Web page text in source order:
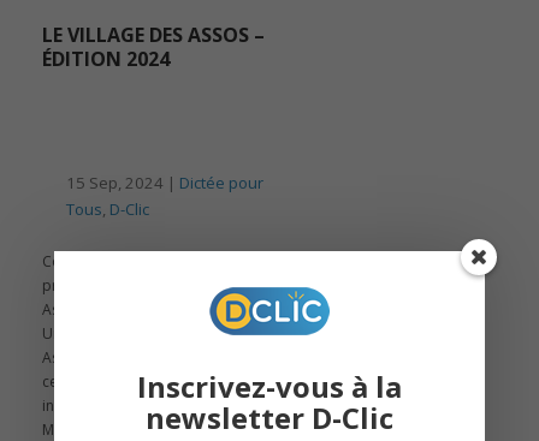
LE VILLAGE DES ASSOS –
ÉDITION 2024
15 Sep, 2024 | Dictée pour
Tous, D-Clic
Comme chaque année, D-Clic était
présente à la traditionnelle Rentrée des
Assos au Parc de la Citadelle.
Un grand bravo à la Maison des
Associations qui organise depuis 1994
cet événement devenu un rendez-vous
incontournable de la vie associative !
Merci également pour leur accueil !
Inscrivez-vous à la
newsletter D-Clic